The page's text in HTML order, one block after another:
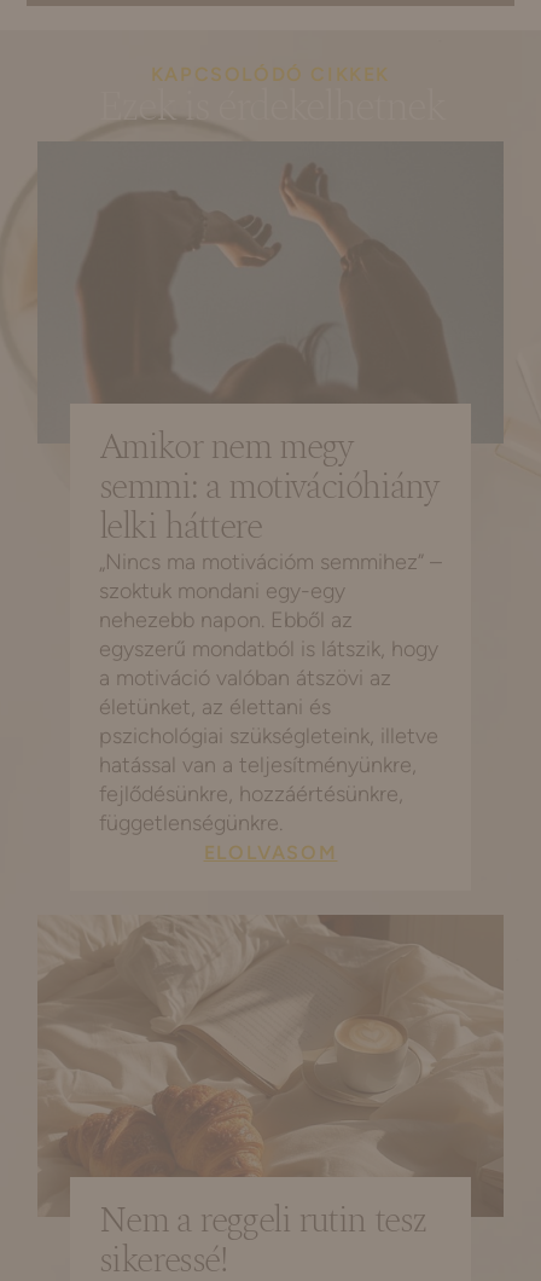
KAPCSOLÓDÓ CIKKEK
Ezek is érdekelhetnek
Amikor nem megy
semmi: a motivációhiány
lelki háttere
„Nincs ma motivációm semmihez” –
szoktuk mondani egy-egy
nehezebb napon. Ebből az
egyszerű mondatból is látszik, hogy
a motiváció valóban átszövi az
életünket, az élettani és
pszichológiai szükségleteink, illetve
hatással van a teljesítményünkre,
fejlődésünkre, hozzáértésünkre,
függetlenségünkre.
ELOLVASOM
Nem a reggeli rutin tesz
sikeressé!